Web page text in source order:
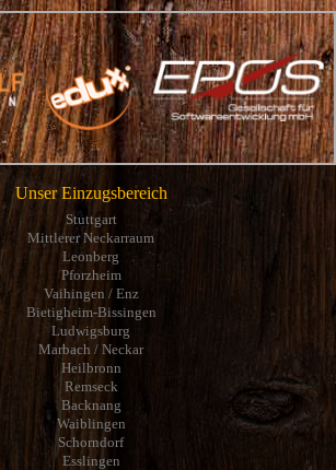
Unser Einzugsbereich
Stuttgart
Mittlerer Neckarraum
Leonberg
Pforzheim
Vaihingen / Enz
Bietigheim-Bissingen
Ludwigsburg
Marbach / Neckar
Heilbronn
Remseck
Backnang
Waiblingen
Schorndorf
Esslingen